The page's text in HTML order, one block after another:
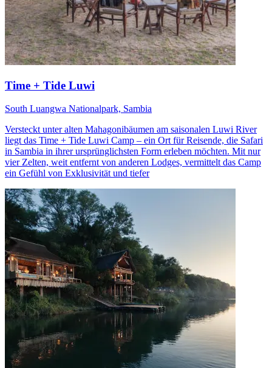
Time + Tide Luwi
South Luangwa Nationalpark, Sambia
Versteckt unter alten Mahagonibäumen am saisonalen Luwi River
liegt das Time + Tide Luwi Camp – ein Ort für Reisende, die Safari
in Sambia in ihrer ursprünglichsten Form erleben möchten. Mit nur
vier Zelten, weit entfernt von anderen Lodges, vermittelt das Camp
ein Gefühl von Exklusivität und tiefer